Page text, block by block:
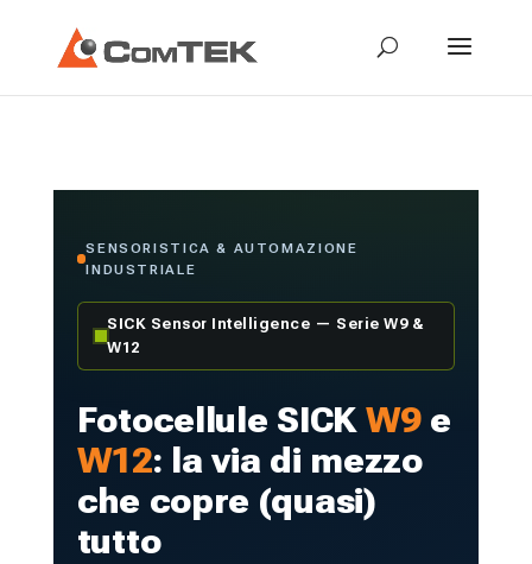
SENSORISTICA & AUTOMAZIONE
INDUSTRIALE
SICK Sensor Intelligence — Serie W9 &
W12
Fotocellule SICK W9e
W12: la via di mezzo
che copre (quasi)
tutto